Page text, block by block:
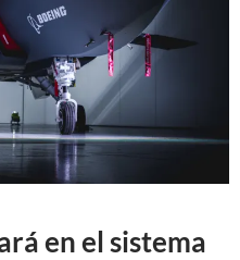
en el sistema